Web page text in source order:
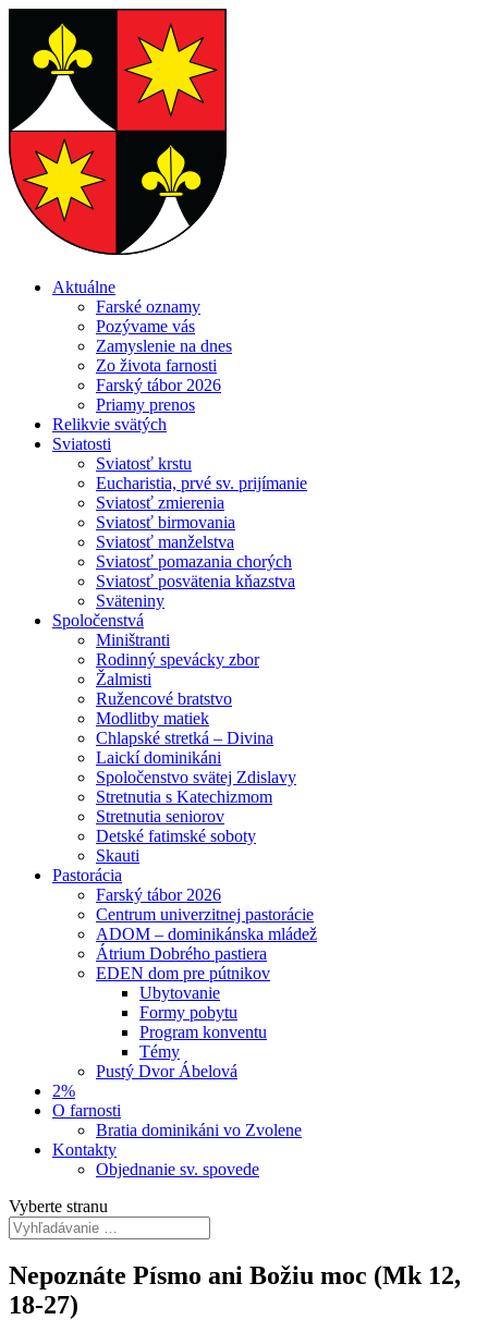
Aktuálne
Farské oznamy
Pozývame vás
Zamyslenie na dnes
Zo života farnosti
Farský tábor 2026
Priamy prenos
Relikvie svätých
Sviatosti
Sviatosť krstu
Eucharistia, prvé sv. prijímanie
Sviatosť zmierenia
Sviatosť birmovania
Sviatosť manželstva
Sviatosť pomazania chorých
Sviatosť posvätenia kňazstva
Sväteniny
Spoločenstvá
Miništranti
Rodinný spevácky zbor
Žalmisti
Ružencové bratstvo
Modlitby matiek
Chlapské stretká – Divina
Laickí dominikáni
Spoločenstvo svätej Zdislavy
Stretnutia s Katechizmom
Stretnutia seniorov
Detské fatimské soboty
Skauti
Pastorácia
Farský tábor 2026
Centrum univerzitnej pastorácie
ADOM – dominikánska mládež
Átrium Dobrého pastiera
EDEN dom pre pútnikov
Ubytovanie
Formy pobytu
Program konventu
Témy
Pustý Dvor Ábelová
2%
O farnosti
Bratia dominikáni vo Zvolene
Kontakty
Objednanie sv. spovede
Vyberte stranu
Nepoznáte Písmo ani Božiu moc (Mk 12,
18-27)